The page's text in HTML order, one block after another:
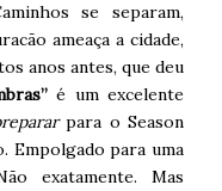
se separam,
ameaça a cidade,
anos antes, que deu
é um excelente
para o Season
Empolgado para uma
exatamente. Mas